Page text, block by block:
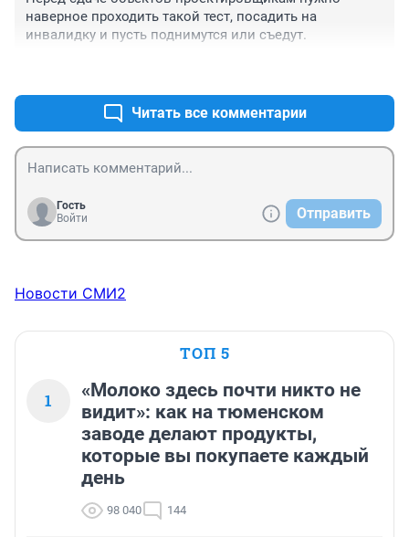
превращать Тюмень в "Тюмень инвалидную". И
собрать их всех там - пусть живут с заездами по
наверное проходить такой тест, посадить на
инвалидку и пусть поднимутся или съедут.
Читать все комментарии
Гость
Войти
Отправить
Новости СМИ2
ТОП 5
1
«Молоко здесь почти никто не
видит»: как на тюменском
заводе делают продукты,
которые вы покупаете каждый
день
98 040 144